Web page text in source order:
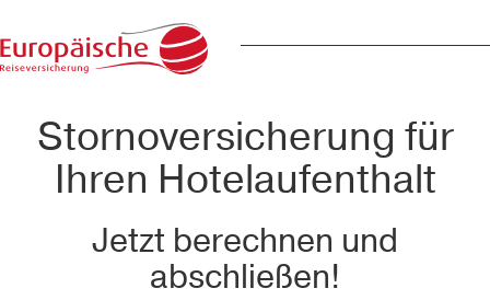
Stornoversicherung für
Ihren Hotelaufenthalt
Jetzt berechnen und
abschließen!